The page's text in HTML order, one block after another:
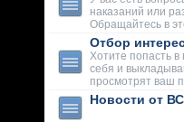
наказаний или
Обращайтесь в
Отбор
Хотите попасть в
себя и
просмотрят ваш
Новости от